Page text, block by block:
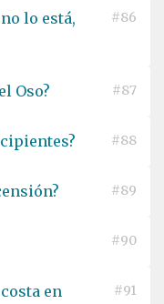
lo está,
#86
Oso? #87
#88
#89
#90
en
#91